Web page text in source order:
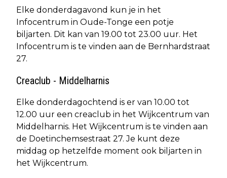
Elke donderdagavond kun je in het
Infocentrum in Oude-Tonge een potje
biljarten. Dit kan van 19.00 tot 23.00 uur. Het
Infocentrum is te vinden aan de Bernhardstraat
27.
Creaclub - Middelharnis
Elke donderdagochtend is er van 10.00 tot
12.00 uur een creaclub in het Wijkcentrum van
Middelharnis. Het Wijkcentrum is te vinden aan
de Doetinchemsestraat 27. Je kunt deze
middag op hetzelfde moment ook biljarten in
het Wijkcentrum.